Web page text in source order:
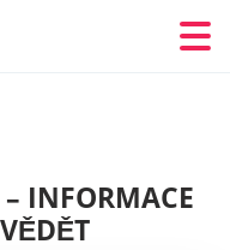
INFORMACE